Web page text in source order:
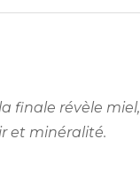
finale révèle miel,
et minéralité.